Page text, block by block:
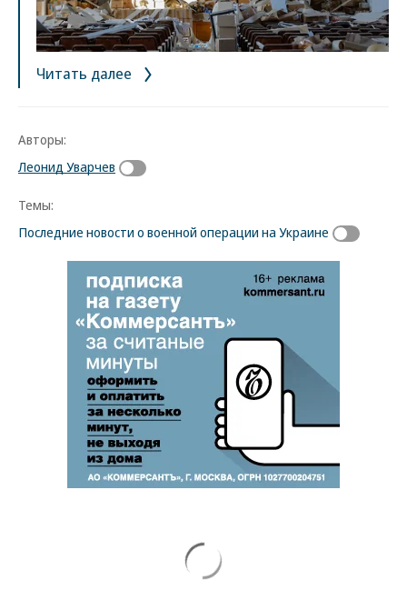
Читать далее
Авторы:
Леонид Уварчев
Темы:
Последние новости о военной операции на Украине